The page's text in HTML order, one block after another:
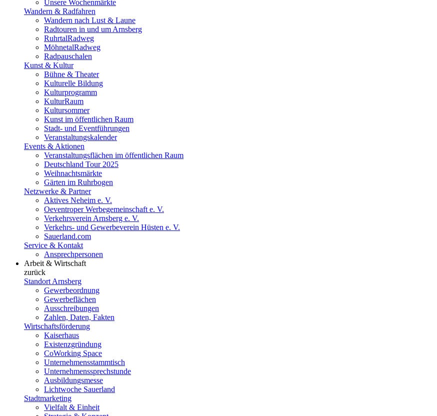
Unsere Wochenmärkte
Wandern & Radfahren
Wandern nach Lust & Laune
Radtouren in und um Arnsberg
RuhrtalRadweg
MöhnetalRadweg
Radpauschalen
Kunst & Kultur
Bühne & Theater
Kulturelle Bildung
Kulturprogramm
KulturRaum
Kultursommer
Kunst im öffentlichen Raum
Stadt- und Eventführungen
Veranstaltungskalender
Events & Aktionen
Veranstaltungsflächen im öffentlichen Raum
Deutschland Tour 2025
Weihnachtsmärkte
Gärten im Ruhrbogen
Netzwerke & Partner
Aktives Neheim e. V.
Oeventroper Werbegemeinschaft e. V.
Verkehrsverein Arnsberg e. V.
Verkehrs- und Gewerbeverein Hüsten e. V.
Sauerland.com
Service & Kontakt
Ansprechpersonen
Arbeit & Wirtschaft
zurück
Standort Arnsberg
Gewerbeordnung
Gewerbeflächen
Ausschreibungen
Zahlen, Daten, Fakten
Wirtschaftsförderung
Kaiserhaus
Existenzgründung
CoWorking Space
Unternehmensstammtisch
Unternehmenssprechstunde
Ausbildungsmesse
Lichtwoche Sauerland
Stadtmarketing
Vielfalt & Einheit